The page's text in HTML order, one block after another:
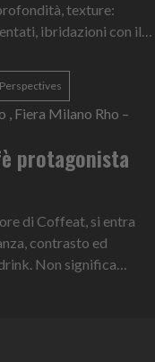
texture:
ibridazioni con il
di ALMA Wine
la concretezza di chi
inutile.
, Fiera Milano Rho –
protagonista
di Coffeat, si entra
contrasto ed
Non significa